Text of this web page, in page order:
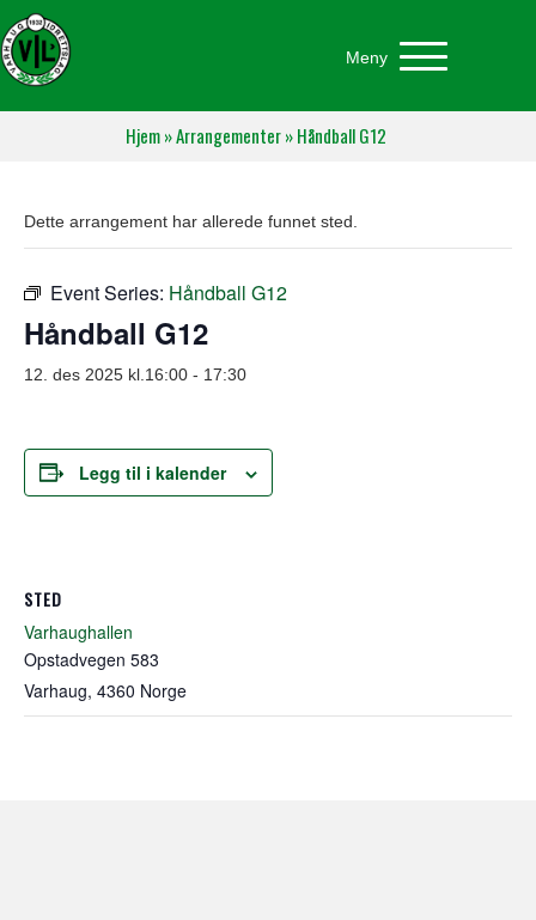
Meny
Hjem»Arrangementer»Håndball G12
Dette arrangement har allerede funnet sted.
Event Series: Håndball G12
Håndball G12
12. des 2025 kl.16:00 - 17:30
Legg til i kalender
STED
Varhaughallen
Opstadvegen 583
Varhaug, 4360 Norge